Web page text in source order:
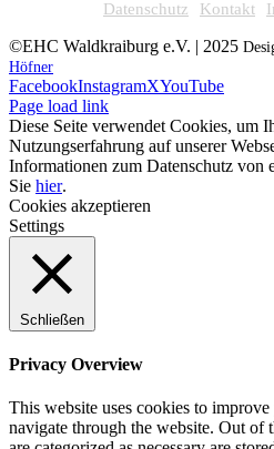
Datenschutz Kontakt
©EHC Waldkraiburg e.V. | 2025
Höfner
FacebookInstagramXYouTube
Page load link
Diese Seite verwendet Cookies, um
Nutzungserfahrung auf unserer
Informationen zum Datenschutz von
Sie hier.
Cookies akzeptieren
Settings
Schließen
Privacy Overview
This website uses cookies to
navigate through the website. Out of